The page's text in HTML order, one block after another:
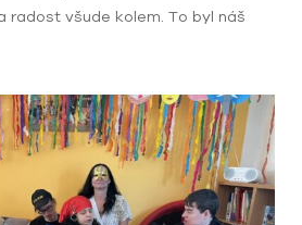
radost všude kolem. To byl náš